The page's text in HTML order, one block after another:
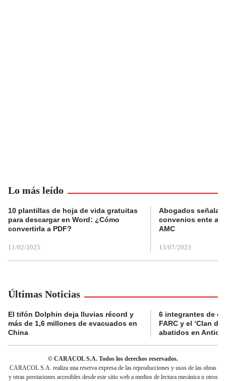
Lo más leído
10 plantillas de hoja de vida gratuitas
para descargar en Word: ¿Cómo
convertirla a PDF?
11/02/2025
Abogados
convenios ente
AMC
13/07/2023
Últimas Noticias
El tifón Dolphin deja lluvias récord y
más de 1,6 millones de evacuados en
China
6 integrantes de
FARC y el ‘Clan
abatidos en
© CARACOL S.A. Todos los derechos reservados.
CARACOL S.A. realiza una reserva expresa de las reproducciones y usos de las obras
y otras prestaciones accesibles desde este sitio web a medios de lectura mecánica u otros